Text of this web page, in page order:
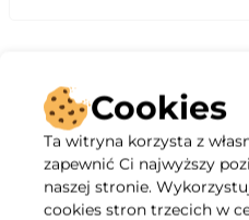
Opis
Specyfikacja
Cookies
Ta witryna korzysta z
zapewnić Ci najwyższy
naszej stronie.
cookies stron trzecich w